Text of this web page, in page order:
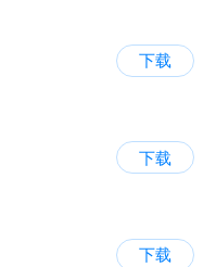
下载
下载
下载